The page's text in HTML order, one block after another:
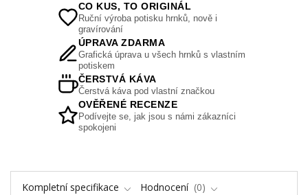
CO KUS, TO ORIGINÁL
Ruční výroba potisku hrnků, nově i
gravírování
ÚPRAVA ZDARMA
Grafická úprava u všech hrnků s vlastním
potiskem
ČERSTVÁ KÁVA
Čerstvá káva pod vlastní značkou
OVĚŘENÉ RECENZE
Podívejte se, jak jsou s námi zákazníci
spokojeni
Kompletní specifikace Hodnocení
0